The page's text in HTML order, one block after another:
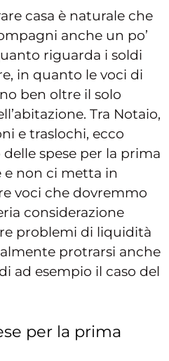
casa è naturale che
anche un po’
riguarda i soldi
in quanto le voci di
ben oltre il solo
Tra Notaio,
e traslochi, ecco
spese per la prima
e non ci metta in
voci che dovremmo
considerazione
problemi di liquidità
protrarsi anche
ad esempio il caso del
per la prima